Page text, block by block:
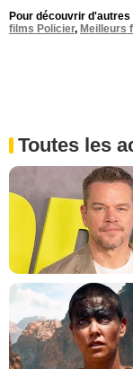
Pour découvrir d'autres
films Policier, Meilleurs
Toutes les